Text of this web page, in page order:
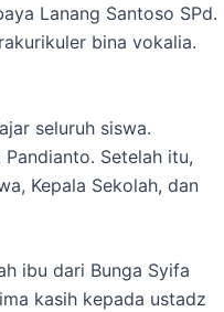
Lanang Santoso SPd.
bina vokalia.
seluruh siswa.
Setelah itu,
Kepala Sekolah, dan
ibu dari Bunga Syifa
kasih kepada ustadz